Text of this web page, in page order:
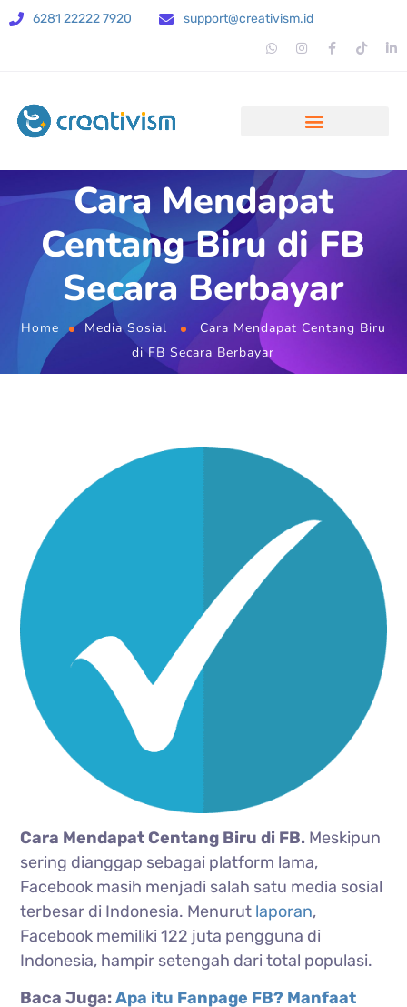
6281 22222 7920 support@creativism.id
Cara Mendapat
Centang Biru di FB
Secara Berbayar
Home Media Sosial
Cara Mendapat Centang Biru
di FB Secara Berbayar
Cara Mendapat Centang Biru di FB. Meskipun
sering dianggap sebagai platform lama,
Facebook masih menjadi salah satu media sosial
terbesar di Indonesia. Menurut laporan,
Facebook memiliki 122 juta pengguna di
Indonesia, hampir setengah dari total populasi.
Baca Juga: Apa itu Fanpage FB? Manfaat